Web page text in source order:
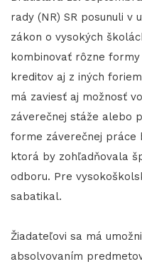
rady (NR) SR posunuli v
zákon o vysokých
kombinovať rôzne formy
kreditov aj z iných
má zaviesť aj možnosť
záverečnej stáže alebo
forme záverečnej práce
ktorá by zohľadňovala
odboru. Pre
sabatikal.
Žiadateľovi sa má
absolvovaním